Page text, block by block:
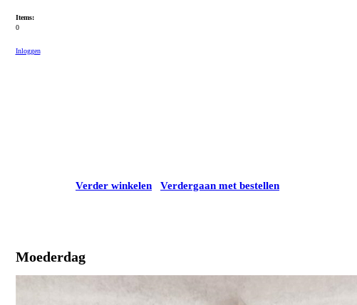
Items:
0
Inloggen
Verder winkelen Verdergaan met bestellen
Moederdag